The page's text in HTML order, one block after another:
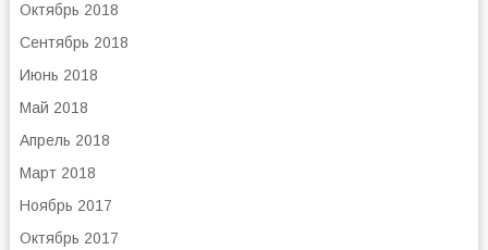
Октябрь 2018
Сентябрь 2018
Июнь 2018
Май 2018
Апрель 2018
Март 2018
Ноябрь 2017
Октябрь 2017